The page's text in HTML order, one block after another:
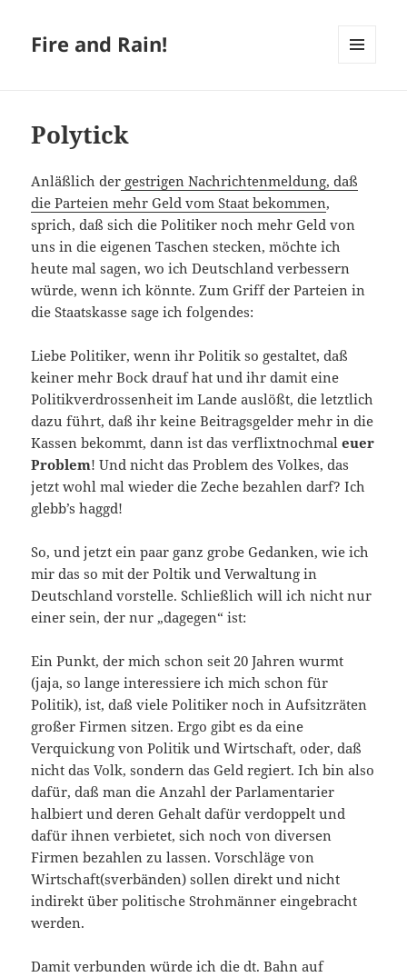
Fire and Rain!
Polytick
Anläßlich der gestrigen Nachrichtenmeldung, daß
die Parteien mehr Geld vom Staat bekommen,
sprich, daß sich die Politiker noch mehr Geld von
uns in die eigenen Taschen stecken, möchte ich
heute mal sagen, wo ich Deutschland verbessern
würde, wenn ich könnte. Zum Griff der Parteien in
die Staatskasse sage ich folgendes:
Liebe Politiker, wenn ihr Politik so gestaltet, daß
keiner mehr Bock drauf hat und ihr damit eine
Politikverdrossenheit im Lande auslößt, die letztlich
dazu führt, daß ihr keine Beitragsgelder mehr in die
Kassen bekommt, dann ist das verflixtnochmaleuer
Problem! Und nicht das Problem des Volkes, das
jetzt wohl mal wieder die Zeche bezahlen darf? Ich
glebb’s haggd!
So, und jetzt ein paar ganz grobe Gedanken, wie ich
mir das so mit der Poltik und Verwaltung in
Deutschland vorstelle. Schließlich will ich nicht nur
einer sein, der nur „dagegen“ ist:
Ein Punkt, der mich schon seit 20 Jahren wurmt
(jaja, so lange interessiere ich mich schon für
Politik), ist, daß viele Politiker noch in Aufsitzräten
großer Firmen sitzen. Ergo gibt es da eine
Verquickung von Politik und Wirtschaft, oder, daß
nicht das Volk, sondern das Geld regiert. Ich bin also
dafür, daß man die Anzahl der Parlamentarier
halbiert und deren Gehalt dafür verdoppelt und
dafür ihnen verbietet, sich noch von diversen
Firmen bezahlen zu lassen. Vorschläge von
Wirtschaft(sverbänden) sollen direkt und nicht
indirekt über politische Strohmänner eingebracht
werden.
Damit verbunden würde ich die dt. Bahn auf